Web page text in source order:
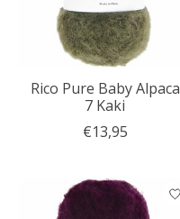
Rico Pure Baby Alpaca
7 Kaki
€13,95